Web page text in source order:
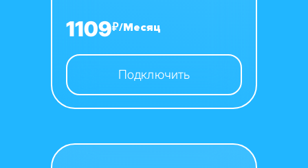
1109₽/Месяц
Подключить